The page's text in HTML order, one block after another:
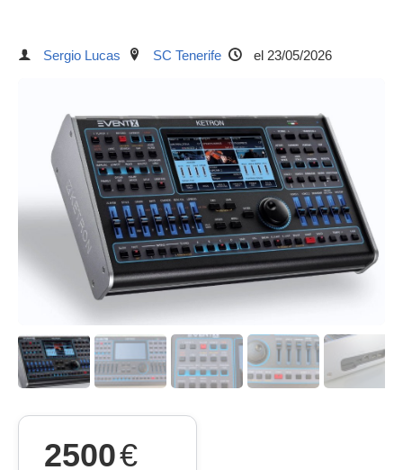
Sergio Lucas SC Tenerife el 23/05/2026
2500€